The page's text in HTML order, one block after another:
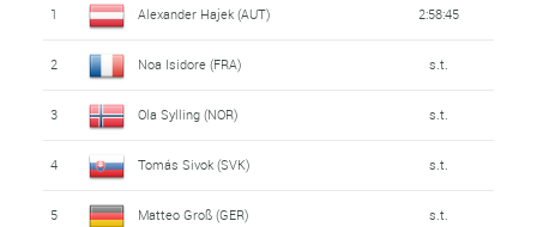
1 Alexander Hajek (AUT) 2:58:45
2 Noa Isidore (FRA) s.t.
3 Ola Sylling (NOR) s.t.
4 Tomás Sivok (SVK) s.t.
5 Matteo Groß (GER) s.t.